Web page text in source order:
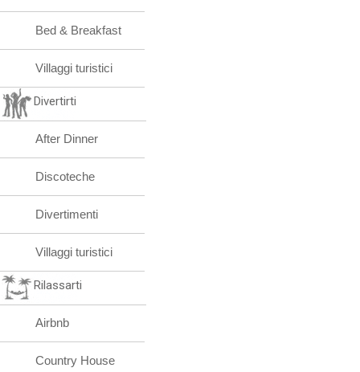
Bed & Breakfast
Villaggi turistici
Divertirti
After Dinner
Discoteche
Divertimenti
Villaggi turistici
Rilassarti
Airbnb
Country House